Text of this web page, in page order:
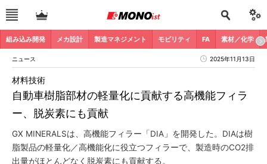
組み込み開発 メカ設計 製造マネジメント モビリティ FA 素材／化学
ニュース 2025年11月13日
自動車樹脂部材の軽量化に貢献する高機能フィラ
ー、脱炭素にも貢献
材料技術
GX MINERALSは、高機能フィラー「DIA」を開発した。DIAは樹
脂製品の軽量化／高機能化に役立つフィラーで、製造時のCO2排
出量がほとんどなく脱炭素にも貢献する。